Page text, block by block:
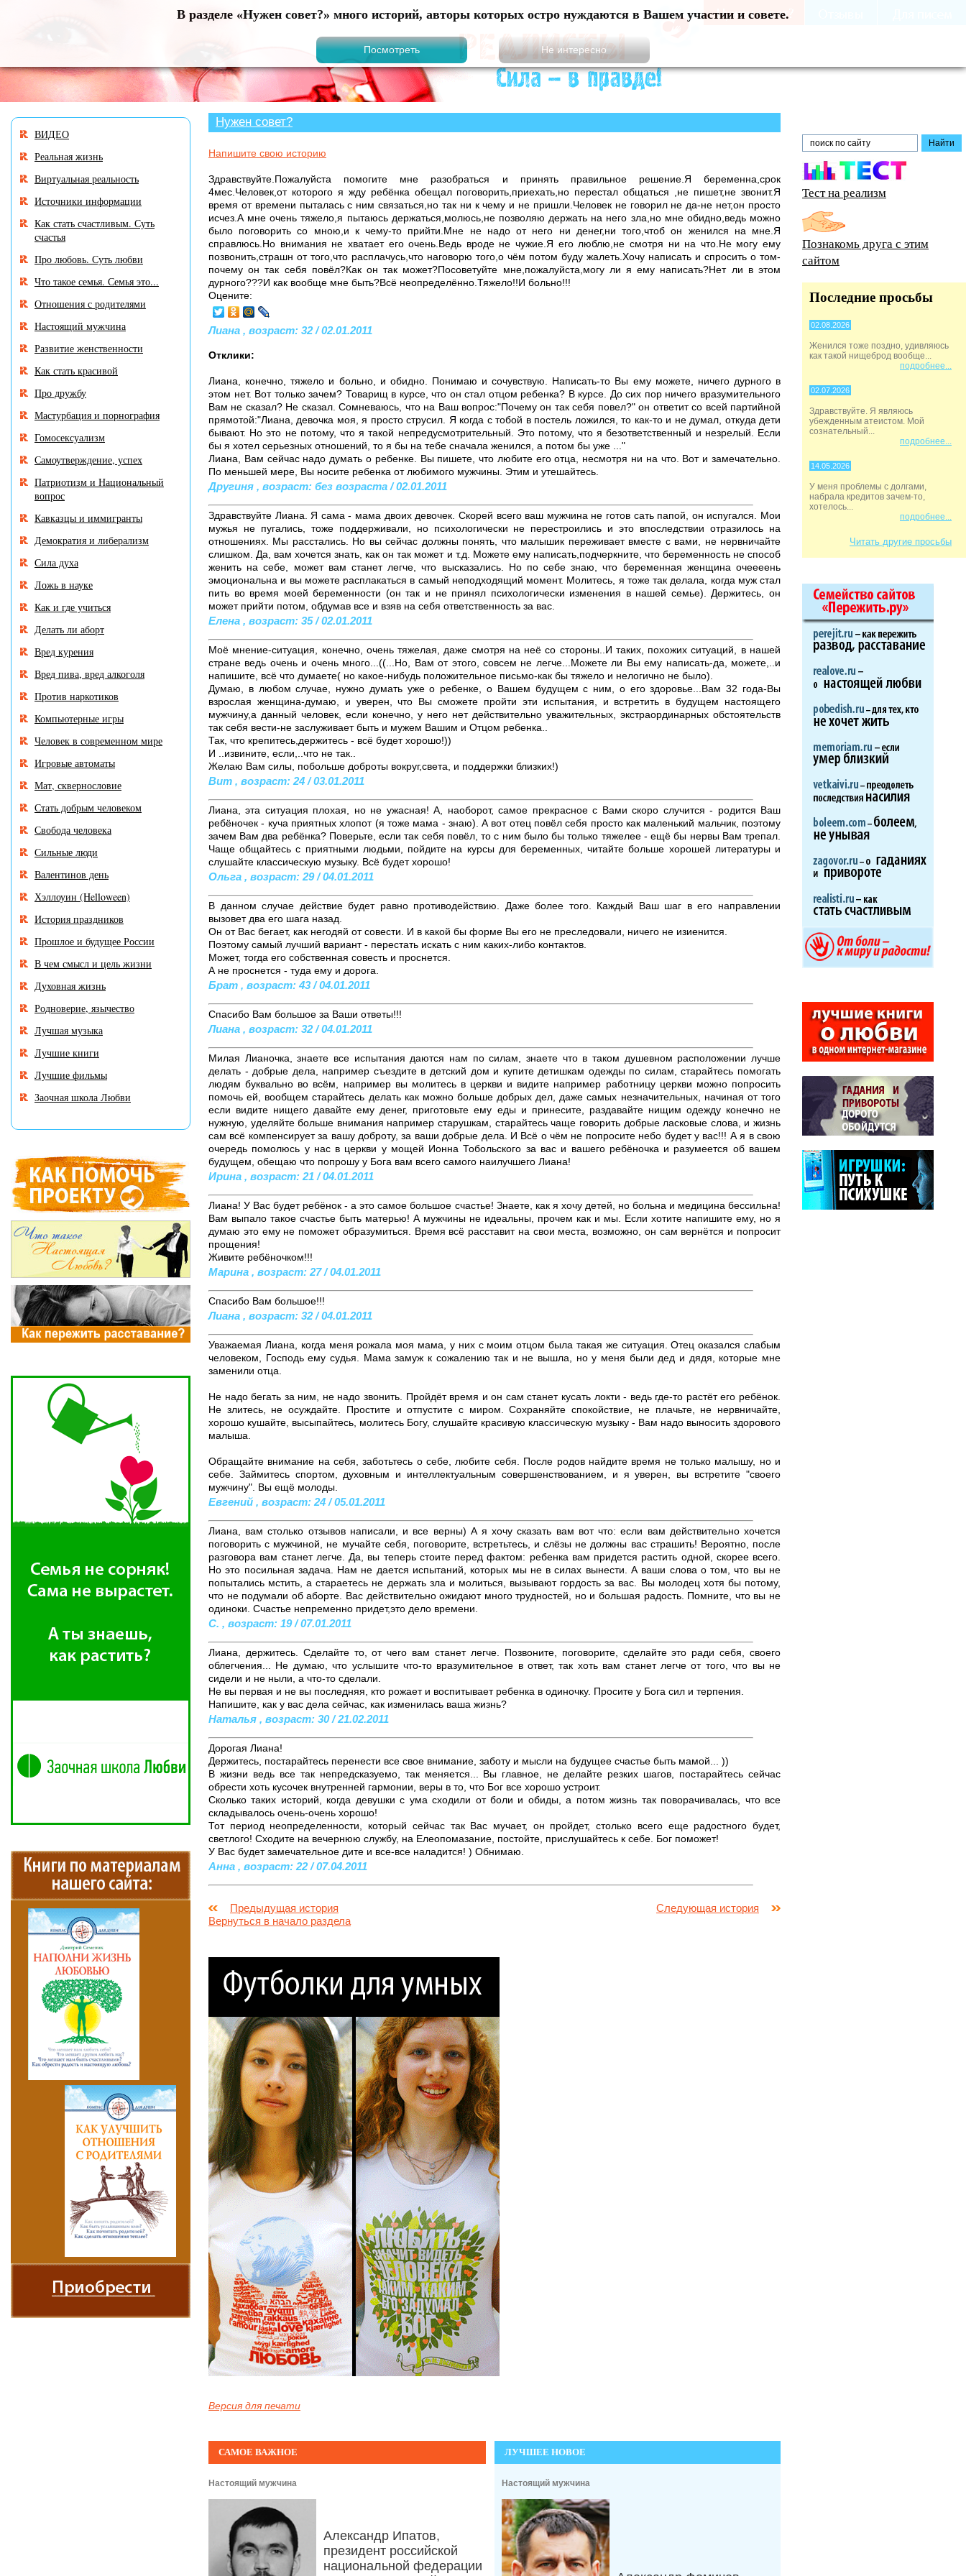
В разделе «Нужен совет?» много историй, авторы которых остро нуждаются в Вашем участии и совете.
Нужен совет?
Напишите свою историю
Здравствуйте.Пожалуйста помогите мне разобраться и принять правильное решение.Я беременна,срок
4мес.Человек,от которого я жду ребёнка обещал поговорить,приехать,но перестал общаться ,не пишет,не звонит.Я
время от времени пыталась с ним связаться,но так ни к чему и не пришли.Человек не говорил не да-не нет,он просто
исчез.А мне очень тяжело,я пытаюсь держаться,молюсь,не позволяю держать на него зла,но мне обидно,ведь можно
было поговорить со мною,и к чему-то прийти.Мне не надо от него ни денег,ни того,чтоб он женился на мне.Я
справлюсь.Но внимания не хватает его очень.Ведь вроде не чужие.Я его люблю,не смотря ни на что.Не могу ему
позвонить,страшн от того,что расплачусь,что наговорю того,о чём потом буду жалеть.Хочу написать и спросить о том-
почему он так себя повёл?Как он так может?Посоветуйте мне,пожалуйста,могу ли я ему написать?Нет ли в этом
дурного???И как вообще мне быть?Всё неопределённо.Тяжело!!И больно!!!
Оцените:
Лиана , возраст: 32 / 02.01.2011
Отклики:
Лиана, конечно, тяжело и больно, и обидно. Понимаю и сочувствую. Написать-то Вы ему можете, ничего дурного в
этом нет. Вот только зачем? Товарищ в курсе, что он стал отцом ребенка? В курсе. До сих пор ничего вразумительного
Вам не сказал? Не сказал. Сомневаюсь, что на Ваш вопрос:"Почему он так себя повел?" он ответит со всей партийной
прямотой:"Лиана, девочка моя, я просто струсил. Я когда с тобой в постель ложился, то как-то и не думал, откуда дети
бывают. Но это не потому, что я такой непредусмотрительный. Это потому, что я безответственный и незрелый. Если
бы я хотел серьезных отношений, то я бы на тебе сначала женился, а потом бы уже ..."
Лиана, Вам сейчас надо думать о ребенке. Вы пишете, что любите его отца, несмотря ни на что. Вот и замечательно.
По меньшей мере, Вы носите ребенка от любимого мужчины. Этим и утешайтесь.
Другиня , возраст: без возраста / 02.01.2011
Здравствуйте Лиана. Я сама - мама двоих девочек. Скорей всего ваш мужчина не готов сать папой, он испугался. Мои
мужья не пугались, тоже поддерживали, но психологически не перестроились и это впоследствии отразилось на
отношениях. Мы расстались. Но вы сейчас должны понять, что малышик переживает вместе с вами, не нервничайте
слишком. Да, вам хочется знать, как он так может и т.д. Можете ему написать,подчеркните, что беременность не способ
женить на себе, может вам станет легче, что высказались. Но по себе знаю, что беременная женщина очеееень
эмоциональна и вы можете расплакаться в самый неподходящий момент. Молитесь, я тоже так делала, когда муж стал
пить во время моей беременности (он так и не принял психологически изменения в нашей семье). Держитесь, он
может прийти потом, обдумав все и взяв на себя ответственность за вас.
Елена , возраст: 35 / 02.01.2011
Моё мнение-ситуация, конечно, очень тяжелая, даже смотря на неё со стороны..И таких, похожих ситуаций, в нашей
стране ведь очень и очень много...((...Но, Вам от этого, совсем не легче...Можете ли Вы ему написать-да, можете,..и
напишите, всё что думаете( но какое-нибудь положительное письмо-как бы тяжело и нелогично не было).
Думаю, в любом случае, нужно думать уже о ребенке, о Вашем будущем с ним, о его здоровье...Вам 32 года-Вы
взрослая женщина-думаю, и уверен, что Вы сможете пройти эти испытания, и встретить в будущем настоящего
мужчину,а данный человек, если конечно, у него нет действительно уважительных, экстраординарных обстоятельств
так себя вести-не заслуживает быть и мужем Вашим и Отцом ребенка..
Так, что крепитесь,держитесь - всё будет хорошо!))
И ..извините, если,..что не так..
Желаю Вам силы, побольше доброты вокруг,света, и поддержки близких!)
Вит , возраст: 24 / 03.01.2011
Лиана, эта ситуация плохая, но не ужасная! А, наоборот, самое прекрасное с Вами скоро случится - родится Ваш
ребёночек - куча приятных хлопот (я тоже мама - знаю). А вот отец повёл себя просто как маленький мальчик, поэтому
зачем Вам два ребёнка? Поверьте, если так себя повёл, то с ним было бы только тяжелее - ещё бы нервы Вам трепал.
Чаще общайтесь с приятными людьми, пойдите на курсы для беременных, читайте больше хорошей литературы и
слушайте классическую музыку. Всё будет хорошо!
Ольга , возраст: 29 / 04.01.2011
В данном случае действие будет равно противодействию. Даже более того. Каждый Ваш шаг в его направлении
вызовет два его шага назад.
Он от Вас бегает, как негодяй от совести. И в какой бы форме Вы его не преследовали, ничего не изиенится.
Поэтому самый лучший вариант - перестать искать с ним каких-либо контактов.
Может, тогда его собственная совесть и проснется.
А не проснется - туда ему и дорога.
Брат , возраст: 43 / 04.01.2011
Спасибо Вам большое за Ваши ответы!!!
Лиана , возраст: 32 / 04.01.2011
Милая Лианочка, знаете все испытания даются нам по силам, знаете что в таком душевном расположении лучше
делать - добрые дела, например съездите в детский дом и купите детишкам одежды по силам, старайтесь помогать
людям буквально во всём, например вы молитесь в церкви и видите например работницу церкви можно попросить
помочь ей, вообщем старайтесь делать как можно больше добрых дел, даже самых незначительных, начиная от того
если видите нищего давайте ему денег, приготовьте ему еды и принесите, раздавайте нищим одежду конечно не
нужную, уделяйте больше внимания например старушкам, старайтесь чаще говорить добрые ласковые слова, и жизнь
сам всё компенсирует за вашу доброту, за ваши добрые дела. И Всё о чём не попросите небо будет у вас!!! А я в свою
очередь помолюсь у нас в церкви у мощей Ионна Тобольского за вас и вашего ребёночка и разумеется об вашем
будущем, обещаю что попрошу у Бога вам всего самого наилучшего Лиана!
Ирина , возраст: 21 / 04.01.2011
Лиана! У Вас будет ребёнок - а это самое большое счастье! Знаете, как я хочу детей, но больна и медицина бессильна!
Вам выпало такое счастье быть матерью! А мужчины не идеальны, прочем как и мы. Если хотите напишите ему, но я
думаю это ему не поможет образумиться. Время всё расставит на свои места, возможно, он сам вернётся и попросит
прощения!
Живите ребёночком!!!
Марина , возраст: 27 / 04.01.2011
Спасибо Вам большое!!!
Лиана , возраст: 32 / 04.01.2011
Уважаемая Лиана, когда меня рожала моя мама, у них с моим отцом была такая же ситуация. Отец оказался слабым
человеком, Господь ему судья. Мама замуж к сожалению так и не вышла, но у меня были дед и дядя, которые мне
заменили отца.
Не надо бегать за ним, не надо звонить. Пройдёт время и он сам станет кусать локти - ведь где-то растёт его ребёнок.
Не злитесь, не осуждайте. Простите и отпустите с миром. Сохраняйте спокойствие, не плачьте, не нервничайте,
хорошо кушайте, высыпайтесь, молитесь Богу, слушайте красивую классическую музыку - Вам надо выносить здорового
малыша.
Обращайте внимание на себя, заботьтесь о себе, любите себя. После родов найдите время не только малышу, но и
себе. Займитесь спортом, духовным и интеллектуальным совершенствованием, и я уверен, вы встретите "своего
мужчину". Вы ещё молоды.
Евгений , возраст: 24 / 05.01.2011
Лиана, вам столько отзывов написали, и все верны) А я хочу сказать вам вот что: если вам действительно хочется
поговорить с мужчиной, не мучайте себя, поговорите, встретьтесь, и слёзы не должны вас страшить! Вероятно, после
разговора вам станет легче. Да, вы теперь стоите перед фактом: ребенка вам придется растить одной, скорее всего.
Но это посильная задача. Нам не дается испытаний, которых мы не в силах вынести. А ваши слова о том, что вы не
попытались мстить, а стараетесь не держать зла и молиться, вызывают гордость за вас. Вы молодец хотя бы потому,
что не подумали об аборте. Вас действительно ожидают много трудностей, но и большая радость. Помните, что вы не
одиноки. Счастье непременно придет,это дело времени.
С. , возраст: 19 / 07.01.2011
Лиана, держитесь. Сделайте то, от чего вам станет легче. Позвоните, поговорите, сделайте это ради себя, своего
облегчения... Не думаю, что услышите что-то вразумительное в ответ, так хоть вам станет легче от того, что вы не
сидели и не ныли, а что-то сделали.
Не вы первая и не вы последняя, кто рожает и воспитывает ребенка в одиночку. Просите у Бога сил и терпения.
Напишите, как у вас дела сейчас, как изменилась ваша жизнь?
Наталья , возраст: 30 / 21.02.2011
Дорогая Лиана!
Держитесь, постарайтесь перенести все свое внимание, заботу и мысли на будущее счастье быть мамой... ))
В жизни ведь все так непредсказуемо, так меняется... Вы главное, не делайте резких шагов, постарайтесь сейчас
обрести хоть кусочек внутренней гармонии, веры в то, что Бог все хорошо устроит.
Сколько таких историй, когда девушки с ума сходили от боли и обиды, а потом жизнь так поворачивалась, что все
складывалось очень-очень хорошо!
Тот период неопределенности, который сейчас так Вас мучает, он пройдет, столько всего еще радостного будет,
светлого! Сходите на вечернюю службу, на Елеопомазание, постойте, прислушайтесь к себе. Бог поможет!
У Вас будет замечательное дите и все-все наладится! ) Обнимаю.
Анна , возраст: 22 / 07.04.2011
Предыдущая история
Следующая история
Вернуться в начало раздела
Версия для печати
САМОЕ ВАЖНОЕ
Настоящий мужчина
Александр Ипатов,
президент российской
национальной федерации
ЛУЧШЕЕ НОВОЕ
Настоящий мужчина
ВИДЕО
Реальная жизнь
Виртуальная реальность
Источники информации
Как стать счастливым. Суть
счастья
Про любовь. Суть любви
Что такое семья. Семья это...
Отношения с родителями
Настоящий мужчина
Развитие женственности
Как стать красивой
Про дружбу
Мастурбация и порнография
Гомосексуализм
Самоутверждение, успех
Патриотизм и Национальный
вопрос
Кавказцы и иммигранты
Демократия и либерализм
Сила духа
Ложь в науке
Как и где учиться
Делать ли аборт
Вред курения
Вред пива, вред алкоголя
Против наркотиков
Компьютерные игры
Человек в современном мире
Игровые автоматы
Мат, сквернословие
Стать добрым человеком
Свобода человека
Сильные люди
Валентинов день
Хэллоуин (Helloween)
История праздников
Прошлое и будущее России
В чем смысл и цель жизни
Духовная жизнь
Родноверие, язычество
Лучшая музыка
Лучшие книги
Лучшие фильмы
Заочная школа Любви
Тест на реализм
Познакомь друга с этим
сайтом
Последние просьбы
02.08.2026
Женился тоже поздно, удивляюсь
как такой нищеброд вообще...
подробнее...
02.07.2026
Здравствуйте. Я являюсь
убежденным атеистом. Мой
сознательный...
подробнее...
14.05.2026
У меня проблемы с долгами,
набрала кредитов зачем-то,
хотелось...
подробнее...
Читать другие просьбы